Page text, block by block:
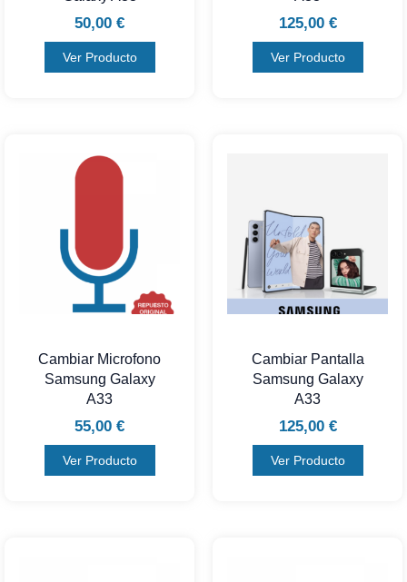
50,00 €
Ver Producto
125,00 €
Ver Producto
Cambiar Microfono
Samsung Galaxy
A33
55,00 €
Ver Producto
Cambiar Pantalla
Samsung Galaxy
A33
125,00 €
Ver Producto